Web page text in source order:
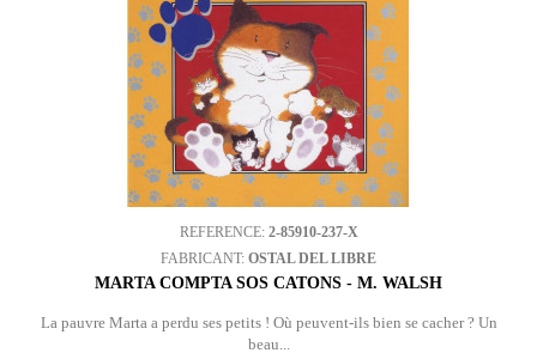
REFERENCE: 2-85910-237-X
FABRICANT: OSTAL DEL LIBRE
MARTA COMPTA SOS CATONS - M. WALSH
La pauvre Marta a perdu ses petits ! Où peuvent-ils bien se cacher ? Un
beau...